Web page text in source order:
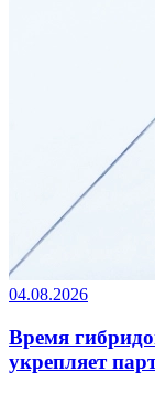
04.08.2026
Время
укрепляет